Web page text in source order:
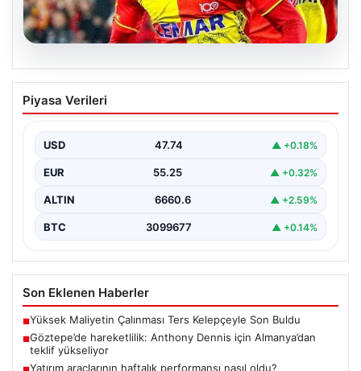
07.08.2026
Göztepe’de hareketlilik: Anthony
Dennis için Almanya’dan teklif
Süper Lig temsilcisi Göztepe'nin orta sahasında görev
Piyasa Verileri
USD 47.74 ▲ +0.18%
EUR 55.25 ▲ +0.32%
ALTIN 6660.6 ▲ +2.59%
BTC 3099677 ▲ +0.14%
Son Eklenen Haberler
■Yüksek Maliyetin Çalınması Ters Kelepçeyle Son Buldu
■Göztepe’de hareketlilik: Anthony Dennis için Almanya’dan
teklif yükseliyor
Yatırım araçlarının haftalık performansı nasıl oldu?